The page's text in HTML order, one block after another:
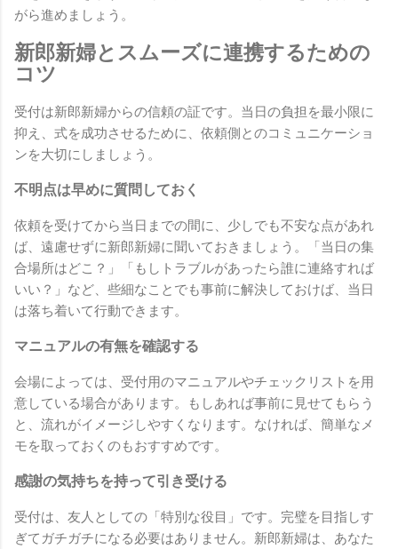
がら進めましょう。
新郎新婦とスムーズに連携するための
コツ
受付は新郎新婦からの信頼の証です。当日の負担を最小限に
抑え、式を成功させるために、依頼側とのコミュニケーショ
ンを大切にしましょう。
不明点は早めに質問しておく
依頼を受けてから当日までの間に、少しでも不安な点があれ
ば、遠慮せずに新郎新婦に聞いておきましょう。「当日の集
合場所はどこ？」「もしトラブルがあったら誰に連絡すれば
いい？」など、些細なことでも事前に解決しておけば、当日
は落ち着いて行動できます。
マニュアルの有無を確認する
会場によっては、受付用のマニュアルやチェックリストを用
意している場合があります。もしあれば事前に見せてもらう
と、流れがイメージしやすくなります。なければ、簡単なメ
モを取っておくのもおすすめです。
感謝の気持ちを持って引き受ける
受付は、友人としての「特別な役目」です。完璧を目指しす
ぎてガチガチになる必要はありません。新郎新婦は、あなた